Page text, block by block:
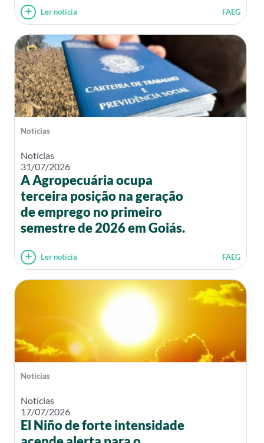
Ler notícia FAEG
Notícias
Notícias
31/07/2026
A Agropecuária ocupa
terceira posição na geração
de emprego no primeiro
semestre de 2026 em Goiás.
Ler notícia FAEG
Notícias
Notícias
17/07/2026
El Niño de forte intensidade